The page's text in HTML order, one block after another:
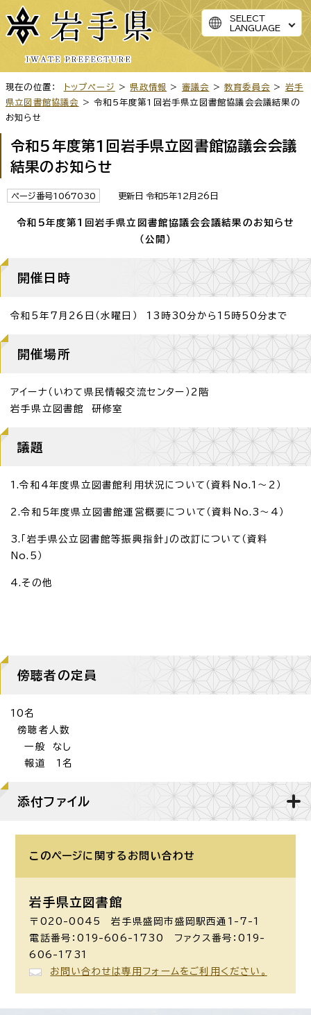
SELECT
LANGUAGE
現在の位置： トップページ > 県政情報 > 審議会 >教育委員会 > 岩手
県立図書館協議会
> 令和5年度第1回岩手県立図書館協議会会議結果の
お知らせ
令和5年度第1回岩手県立図書館協議会会議
結果のお知らせ
ページ番号1067030 更新日 令和5年12月26日
令和5年度第1回岩手県立図書館協議会会議結果のお知らせ
（公開）
開催日時
令和5年7月26日（水曜日） 13時30分から15時50分まで
開催場所
アイーナ（いわて県民情報交流センター）2階
岩手県立図書館 研修室
議題
1.令和4年度県立図書館利用状況について（資料No.1～2）
2.令和5年度県立図書館運営概要について（資料No.3～4）
3.「岩手県公立図書館等振興指針」の改訂について（資料
No.5）
4.その他
傍聴者の定員
10名
傍聴者人数
一般 なし
報道 1名
添付ファイル
このページに関する お問い合わせ
岩手県立図書館
〒020-0045 岩手県盛岡市盛岡駅西通1-7-1
電話番号：019-606-1730 ファクス番号：019-
606-1731
お問い合わせは専用フォームをご利用ください。